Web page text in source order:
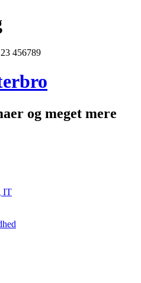
456789
og meget mere
IT